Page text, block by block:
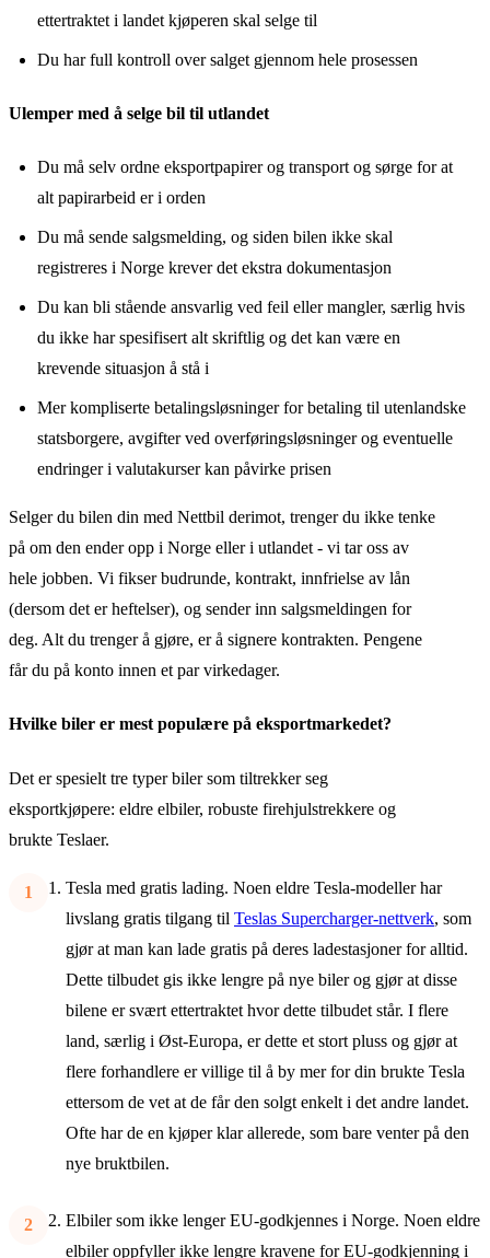
ettertraktet i landet kjøperen skal selge til
Du har full kontroll over salget gjennom hele prosessen
Ulemper med å selge bil til utlandet
Du må selv ordne eksportpapirer og transport og sørge for at
alt papirarbeid er i orden
Du må sende salgsmelding, og siden bilen ikke skal
registreres i Norge krever det ekstra dokumentasjon
Du kan bli stående ansvarlig ved feil eller mangler, særlig hvis
du ikke har spesifisert alt skriftlig og det kan være en
krevende situasjon å stå i
Mer kompliserte betalingsløsninger for betaling til utenlandske
statsborgere, avgifter ved overføringsløsninger og eventuelle
endringer i valutakurser kan påvirke prisen
Selger du bilen din med Nettbil derimot, trenger du ikke tenke
på om den ender opp i Norge eller i utlandet - vi tar oss av
hele jobben. Vi fikser budrunde, kontrakt, innfrielse av lån
(dersom det er heftelser), og sender inn salgsmeldingen for
deg. Alt du trenger å gjøre, er å signere kontrakten. Pengene
får du på konto innen et par virkedager.
Hvilke biler er mest populære på eksportmarkedet?
Det er spesielt tre typer biler som tiltrekker seg
eksportkjøpere: eldre elbiler, robuste firehjulstrekkere og
brukte Teslaer.
Tesla med gratis lading. Noen eldre Tesla-modeller har
livslang gratis tilgang til Teslas Supercharger-nettverk, som
gjør at man kan lade gratis på deres ladestasjoner for alltid.
Dette tilbudet gis ikke lengre på nye biler og gjør at disse
bilene er svært ettertraktet hvor dette tilbudet står. I flere
land, særlig i Øst-Europa, er dette et stort pluss og gjør at
flere forhandlere er villige til å by mer for din brukte Tesla
ettersom de vet at de får den solgt enkelt i det andre landet.
Ofte har de en kjøper klar allerede, som bare venter på den
nye bruktbilen.
Elbiler som ikke lenger EU-godkjennes i Norge. Noen eldre
elbiler oppfyller ikke lengre kravene for EU-godkjenning i